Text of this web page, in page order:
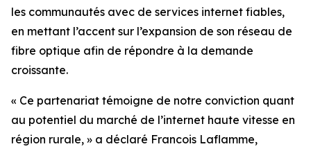
les communautés avec de services internet fiables,
en mettant l’accent sur l’expansion de son réseau de
fibre optique afin de répondre à la demande
croissante.
« Ce partenariat témoigne de notre conviction quant
au potentiel du marché de l’internet haute vitesse en
région rurale, » a déclaré Francois Laflamme,